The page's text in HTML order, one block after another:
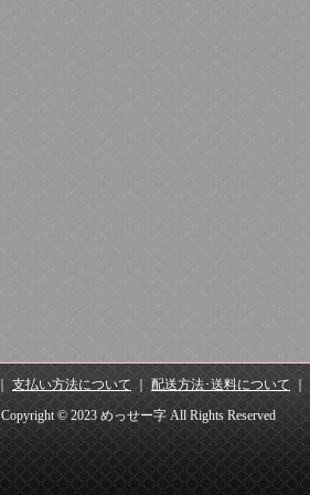
支払い方法について 配送方法･送料について ｜
Copyright © 2023 めっせー字 All Rights Reserved